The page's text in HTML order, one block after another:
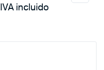
IVA incluido